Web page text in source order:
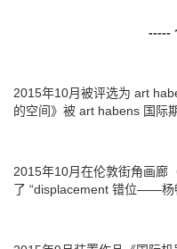
-----
2015年10月被评选为 art
的空间》被 art habens 国际
2015年10月在伦敦街角画廊
了 “displacement 错位——杨